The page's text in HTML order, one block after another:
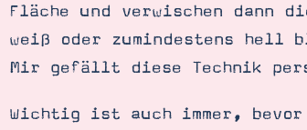
Fläche und verwischen
weiß oder zumindestens hell
Mir gefällt diese Technik
Wichtig ist auch immer,